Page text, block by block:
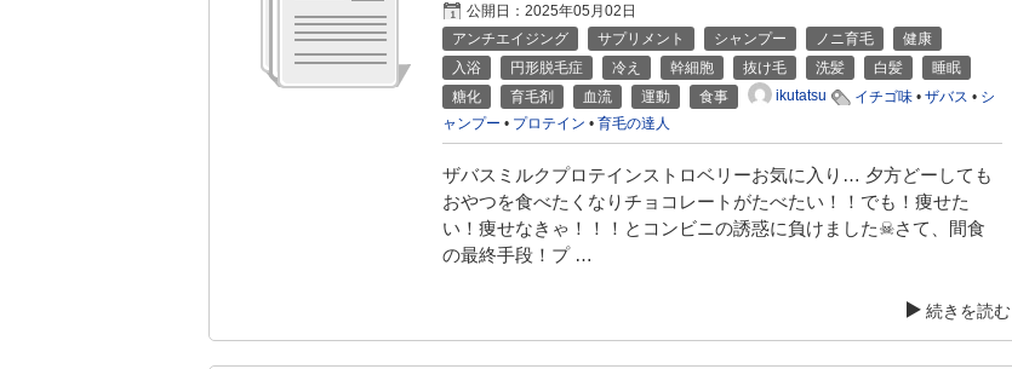
公開日：2025年05月02日
アンチエイジング
サプリメント シャンプー ノニ育毛
健康
入浴
円形脱毛症 冷え 幹細胞 抜け毛 洗髪 白髪
睡眠
糖化
育毛剤 血流 運動 食事 ikutatsu イチゴ味 •ザバス • シ
ャンプー • プロテイン •育毛の達人
ザバスミルクプロテインストロベリーお気に入り… 夕方どーしても
おやつを食べたくなりチョコレートがたべたい！！でも！痩せた
い！痩せなきゃ！！！とコンビニの誘惑に負けました☠さて、間食
の最終手段！プ …
続きを読む